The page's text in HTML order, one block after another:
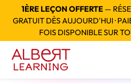
1ÈRE LEÇON OFFERTE—
GRATUIT DÈS AUJOURD'HUI ·
FOIS DISPONIBLE SUR